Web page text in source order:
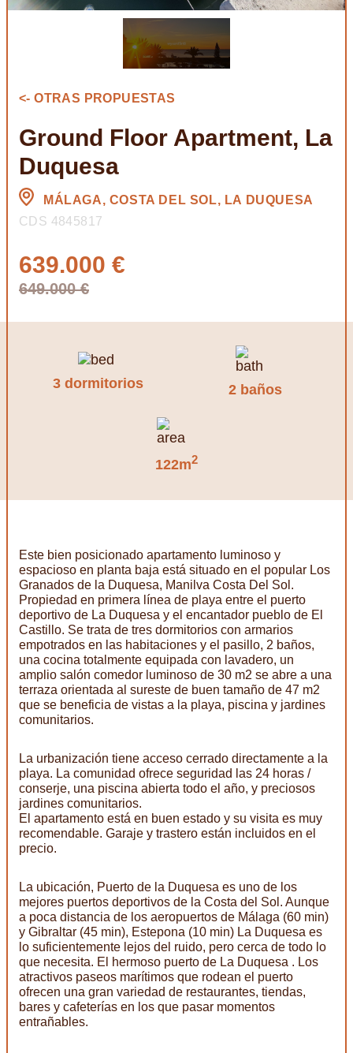
<- OTRAS PROPUESTAS
Ground Floor Apartment, La
Duquesa
MÁLAGA, COSTA DEL SOL, LA DUQUESA
CDS 4845817
639.000 €
649.000 €
3 dormitorios 2 baños
122m2
Este bien posicionado apartamento luminoso y
espacioso en planta baja está situado en el popular Los
Granados de la Duquesa, Manilva Costa Del Sol.
Propiedad en primera línea de playa entre el puerto
deportivo de La Duquesa y el encantador pueblo de El
Castillo. Se trata de tres dormitorios con armarios
empotrados en las habitaciones y el pasillo, 2 baños,
una cocina totalmente equipada con lavadero, un
amplio salón comedor luminoso de 30 m2 se abre a una
terraza orientada al sureste de buen tamaño de 47 m2
que se beneficia de vistas a la playa, piscina y jardines
comunitarios.
La urbanización tiene acceso cerrado directamente a la
playa. La comunidad ofrece seguridad las 24 horas /
conserje, una piscina abierta todo el año, y preciosos
jardines comunitarios.
El apartamento está en buen estado y su visita es muy
recomendable. Garaje y trastero están incluidos en el
precio.
La ubicación, Puerto de la Duquesa es uno de los
mejores puertos deportivos de la Costa del Sol. Aunque
a poca distancia de los aeropuertos de Málaga (60 min)
y Gibraltar (45 min), Estepona (10 min) La Duquesa es
lo suficientemente lejos del ruido, pero cerca de todo lo
que necesita. El hermoso puerto de La Duquesa . Los
atractivos paseos marítimos que rodean el puerto
ofrecen una gran variedad de restaurantes, tiendas,
bares y cafeterías en los que pasar momentos
entrañables.